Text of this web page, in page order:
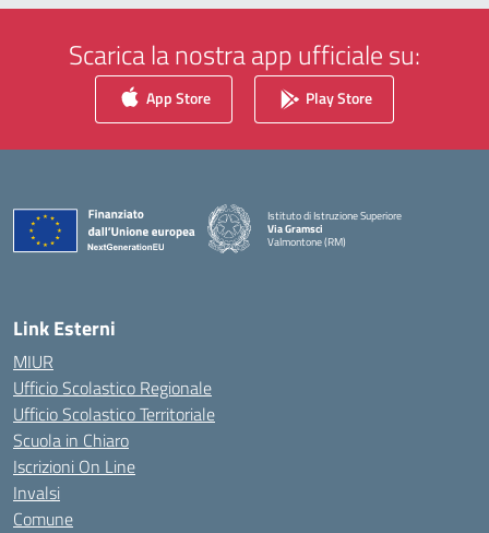
Scarica la nostra app ufficiale su:
App Store Play Store
Istituto di Istruzione Superiore
Via Gramsci
Valmontone (RM)
Link Esterni
MIUR
Ufficio Scolastico Regionale
Ufficio Scolastico Territoriale
Scuola in Chiaro
Iscrizioni On Line
Invalsi
Comune